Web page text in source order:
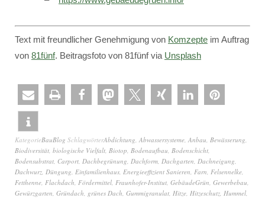
Text mit freundlicher Genehmigung von Komzepte im Auftrag
von 81fünf. Beitragsfoto von 81fünf via Unsplash
KategorieBauBlog SchlagwörterAbdichtung, Abwassersysteme, Anbau, Bewässerung,
Biodiversität, biologische Vielfalt, Biotop, Bodenaufbau, Bodenschicht,
Bodensubstrat, Carport, Dachbegrünung, Dachform, Dachgarten, Dachneigung,
Dachwurz, Düngung, Einfamilienhaus, Energieeffizient Sanieren, Farn, Felsennelke,
Fetthenne, Flachdach, Fördermittel, Fraunhofer-Institut, GebäudeGrün, Gewerbebau,
Gewürzgarten, Gründach, grünes Dach, Gummigranulat, Hitze, Hitzeschutz, Hummel,